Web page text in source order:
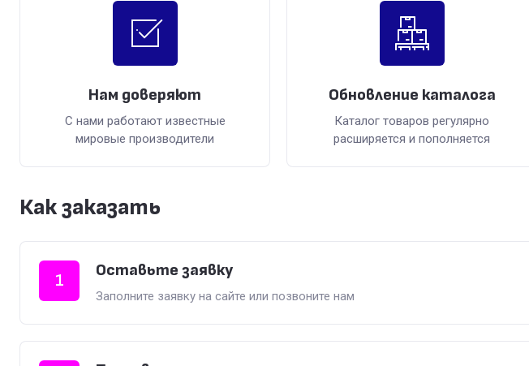
Нам доверяют
С нами работают известные
мировые производители
Обновление каталога
Каталог товаров регулярно
расширяется и пополняется
Как заказать
1 Оставьте заявку
Заполните заявку на сайте или позвоните нам